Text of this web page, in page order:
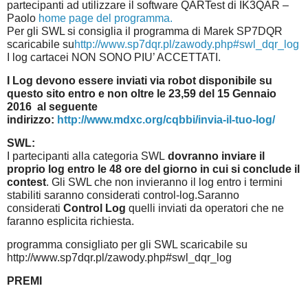
partecipanti ad utilizzare il software QARTest di IK3QAR –
Paolo home page del programma.
Per gli SWL si consiglia il programma di Marek SP7DQR
scaricabile suhttp://www.sp7dqr.pl/zawody.php#swl_dqr_log
I log cartacei NON SONO PIU’ ACCETTATI.
I Log devono essere inviati via robot disponibile su
questo sito entro e non oltre le 23,59 del 15 Gennaio
2016 al seguente
indirizzo: http://www.mdxc.org/cqbbi/invia-il-tuo-log/
SWL:
I partecipanti alla categoria SWL dovranno inviare il
proprio log entro le 48 ore del giorno in cui si conclude il
contest. Gli SWL che non invieranno il log entro i termini
stabiliti saranno considerati control-log.Saranno
considerati Control Log quelli inviati da operatori che ne
faranno esplicita richiesta.
programma consigliato per gli SWL scaricabile su
http://www.sp7dqr.pl/zawody.php#swl_dqr_log
PREMI